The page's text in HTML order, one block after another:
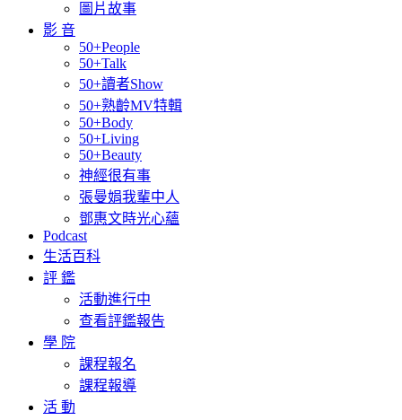
圖片故事
影 音
50+People
50+Talk
50+讀者Show
50+熟齡MV特輯
50+Body
50+Living
50+Beauty
神經很有事
張曼娟我輩中人
鄧惠文時光心蘊
Podcast
生活百科
評 鑑
活動進行中
查看評鑑報告
學 院
課程報名
課程報導
活 動